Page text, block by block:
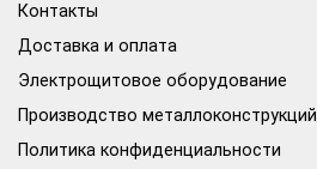
Контакты
Доставка и оплата
Электрощитовое оборудование
Производство металлоконструкций
Политика конфиденциальности